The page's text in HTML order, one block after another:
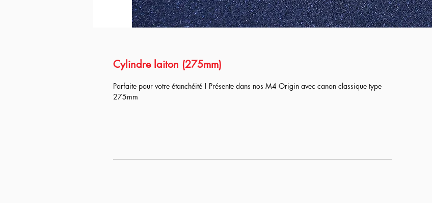
Cylindre laiton (275mm)
Parfaite pour votre étanchéité ! Présente dans nos M4 Origin avec canon classique type
275mm